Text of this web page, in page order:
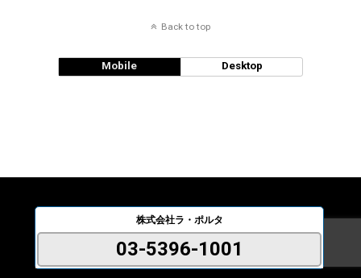
Back to top
Mobile Desktop
株式会社ラ・ポルタ
03-5396-1001